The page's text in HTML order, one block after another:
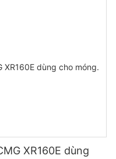
XR160E dùng